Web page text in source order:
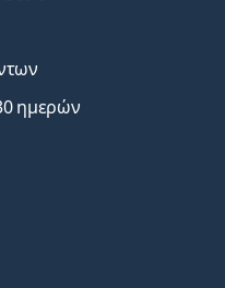
ημερών